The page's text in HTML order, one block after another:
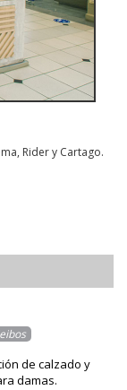
Rider y Cartago.
de calzado y
damas.